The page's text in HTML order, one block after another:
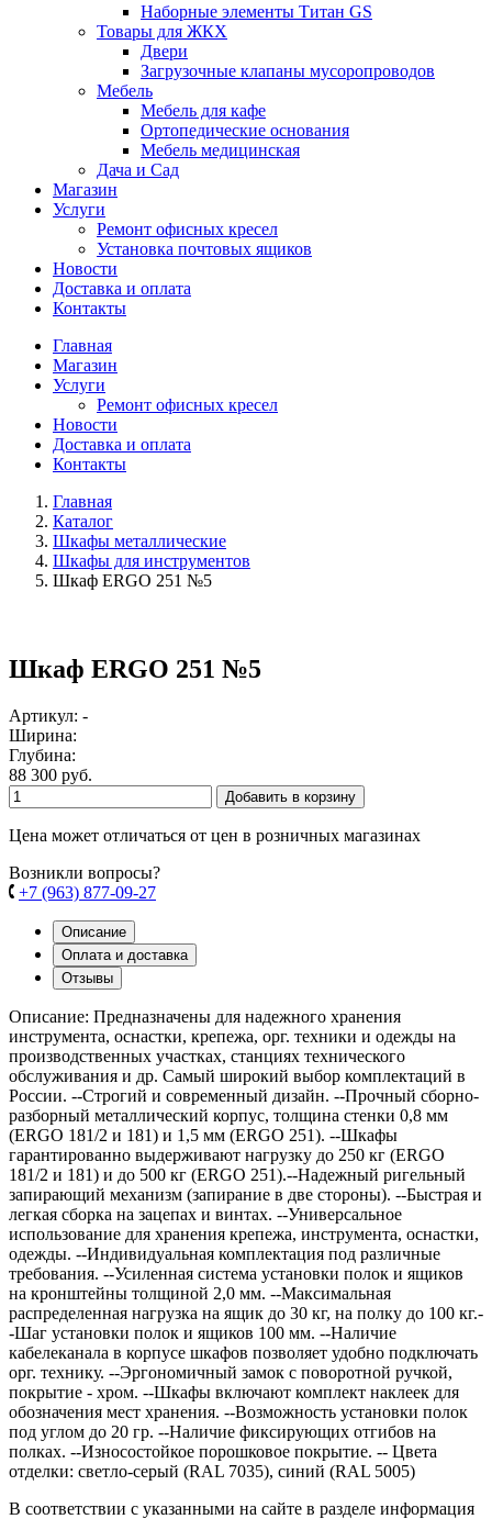
Наборные элементы Титан GS
Товары для ЖКХ
Двери
Загрузочные клапаны мусоропроводов
Мебель
Мебель для кафе
Ортопедические основания
Мебель медицинская
Дача и Сад
Магазин
Услуги
Ремонт офисных кресел
Установка почтовых ящиков
Новости
Доставка и оплата
Контакты
Главная
Магазин
Услуги
Ремонт офисных кресел
Новости
Доставка и оплата
Контакты
Главная
Каталог
Шкафы металлические
Шкафы для инструментов
Шкаф ERGO 251 №5
Шкаф ERGO 251 №5
Артикул: -
Ширина:
Глубина:
88 300 руб.
Добавить в корзину
Цена может отличаться от цен в розничных магазинах
Возникли вопросы?
+7 (963) 877-09-27
Описание
Оплата и доставка
Отзывы
Описание: Предназначены для надежного хранения
инструмента, оснастки, крепежа, орг. техники и одежды на
производственных участках, станциях технического
обслуживания и др. Самый широкий выбор комплектаций в
России. --Строгий и современный дизайн. --Прочный сборно-
разборный металлический корпус, толщина стенки 0,8 мм
(ERGO 181/2 и 181) и 1,5 мм (ERGO 251). --Шкафы
гарантированно выдерживают нагрузку до 250 кг (ERGO
181/2 и 181) и до 500 кг (ERGO 251).--Надежный ригельный
запирающий механизм (запирание в две стороны). --Быстрая и
легкая сборка на зацепах и винтах. --Универсальное
использование для хранения крепежа, инструмента, оснастки,
одежды. --Индивидуальная комплектация под различные
требования. --Усиленная система установки полок и ящиков
на кронштейны толщиной 2,0 мм. --Максимальная
распределенная нагрузка на ящик до 30 кг, на полку до 100 кг.-
-Шаг установки полок и ящиков 100 мм. --Наличие
кабелеканала в корпусе шкафов позволяет удобно подключать
орг. технику. --Эргономичный замок с поворотной ручкой,
покрытие - хром. --Шкафы включают комплект наклеек для
обозначения мест хранения. --Возможность установки полок
под углом до 20 гр. --Наличие фиксирующих отгибов на
полках. --Износостойкое порошковое покрытие. -- Цвета
отделки: светло-серый (RAL 7035), синий (RAL 5005)
В соответствии с указанными на сайте в разделе информация